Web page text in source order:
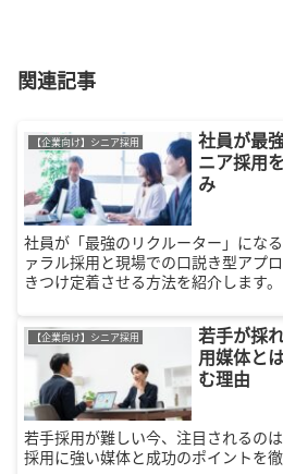
関連記事
【企業向け】シニア採用
社員が最
ニア採用
み
社員が「最強のリクルーター」にな
ァラル採用と現場での口説き型アプ
きつけ定着させる方法を紹介します。
【企業向け】シニア採用
若手が採
用媒体と
む理由
若手採用が難しい今、注目されるの
採用に強い媒体と成功のポイントを徹